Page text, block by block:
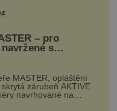
bole...
– pro
s
i vášní!
MASTER, opláštění
zárubeň AKTIVE
navrhované na
vyžadují atypické